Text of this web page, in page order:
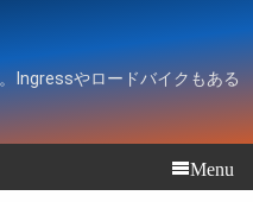
Ingressやロードバイクもある
Menu